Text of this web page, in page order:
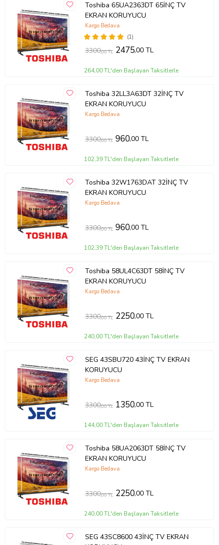
Ürünümüzü televizyonunuza birebir ölçüde yaptığımız için ve
tamamen şeffaf bir görünüme sahip olduğu için farkedilmez. Nemli
ve yumuşak mikrofiber bez ile kolaylıkla silebilirsiniz . Montajı kolay
ve zahmetsizdir. Servis gerekmemektedir . Ürünümüz özel
ambalajında son derece korunaklı bir şekilde gelmektedir . ''
HEROGLAS EVİNİZDEKİ KAHRAMAN '' Whatsap iletişim hattı :
05533058368
Toshiba 65UA2363DT 65İNÇ TV
EKRAN KORUYUCU
(1)
Kargo Bedava
3300,00 TL 2475,00 TL
264,00 TL'den Başlayan Taksitlerle
Toshiba 32LL3A63DT 32İNÇ TV
EKRAN KORUYUCU
Kargo Bedava
3300,00 TL 960,00 TL
102,39 TL'den Başlayan Taksitlerle
Toshiba 32W1763DAT 32İNÇ TV
EKRAN KORUYUCU
Kargo Bedava
3300,00 TL 960,00 TL
102,39 TL'den Başlayan Taksitlerle
Toshiba 58UL4C63DT 58İNÇ TV
EKRAN KORUYUCU
Kargo Bedava
3300,00 TL 2250,00 TL
240,00 TL'den Başlayan Taksitlerle
SEG 43SBU720 43İNÇ TV EKRAN
KORUYUCU
Kargo Bedava
3300,00 TL 1350,00 TL
144,00 TL'den Başlayan Taksitlerle
Toshiba 58UA2063DT 58İNÇ TV
EKRAN KORUYUCU
Kargo Bedava
3300,00 TL 2250,00 TL
240,00 TL'den Başlayan Taksitlerle
SEG 43SC8600 43İNÇ TV EKRAN